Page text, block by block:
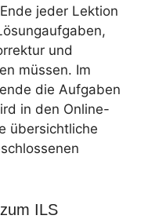
jeder Lektion
und
müssen. Im
die Aufgaben
in den Online-
übersichtliche
ILS